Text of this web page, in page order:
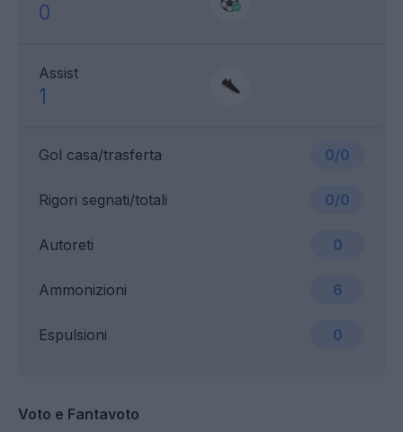
0
Assist
1
Gol casa/trasferta 0/0
Ammonizioni 6
Rigori segnati/totali 0/0
Espulsioni 0
Autoreti 0
Voto e Fantavoto